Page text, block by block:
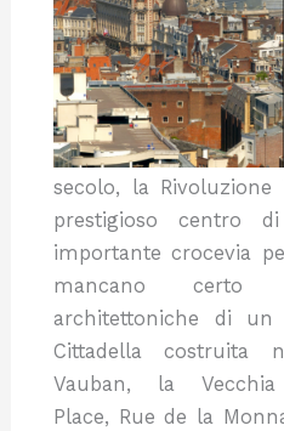
secolo, la
prestigioso centro
importante crocevia
mancano certo
architettoniche di un
Cittadella costruita
Vauban, la
Place, Rue de la